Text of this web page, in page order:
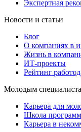
Экспертная
Новости и статьи
Блог
О компаниях в
Жизнь в
ИТ-проекты
Рейтинг
Молодым
Карьера для
Школа
Карьера в